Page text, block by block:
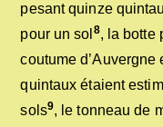
pesant quinze
pour un sol 8, la botte
coutume
quintaux étaient
sols9, le tonneau de